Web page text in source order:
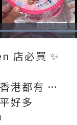
Loaded:
100.00%
店必買 ✨
港都有 …
好多